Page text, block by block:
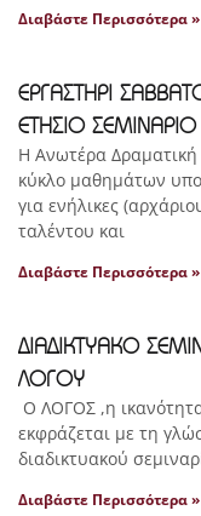
Διαβάστε Περισσότερα »
ΕΡΓΑΣΤΗΡΙ
ΕΤΗΣΙΟ
Η Ανωτέρα Δραματική
κύκλο μαθημάτων
για ενήλικες
ταλέντου και
Διαβάστε Περισσότερα »
ΔΙΑΔΙΚΤΥΑΚΟ
ΛΟΓΟΥ
Ο ΛΟΓΟΣ ,η
εκφράζεται με τη
διαδικτυακού
Διαβάστε Περισσότερα »